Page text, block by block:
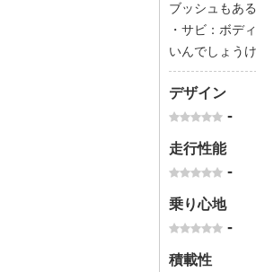
ブッシュもあ
・サビ：ボデ
いんでしょう
デザイン
-
走行性能
-
乗り心地
-
積載性